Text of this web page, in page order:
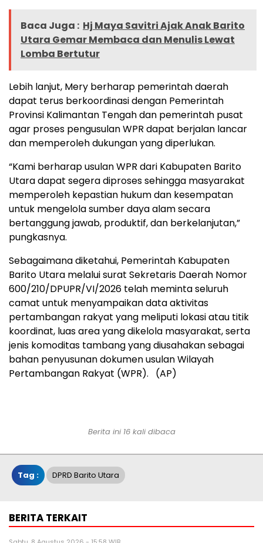
Baca Juga : Hj Maya Savitri Ajak Anak Barito
Utara Gemar Membaca dan Menulis Lewat
Lomba Bertutur
Lebih lanjut, Mery berharap pemerintah daerah
dapat terus berkoordinasi dengan Pemerintah
Provinsi Kalimantan Tengah dan pemerintah pusat
agar proses pengusulan WPR dapat berjalan lancar
dan memperoleh dukungan yang diperlukan.
“Kami berharap usulan WPR dari Kabupaten Barito
Utara dapat segera diproses sehingga masyarakat
memperoleh kepastian hukum dan kesempatan
untuk mengelola sumber daya alam secara
bertanggung jawab, produktif, dan berkelanjutan,”
pungkasnya.
Sebagaimana diketahui, Pemerintah Kabupaten
Barito Utara melalui surat Sekretaris Daerah Nomor
600/210/DPUPR/VI/2026 telah meminta seluruh
camat untuk menyampaikan data aktivitas
pertambangan rakyat yang meliputi lokasi atau titik
koordinat, luas area yang dikelola masyarakat, serta
jenis komoditas tambang yang diusahakan sebagai
bahan penyusunan dokumen usulan Wilayah
Pertambangan Rakyat (WPR). (AP)
Berita ini 16 kali dibaca
Tag : DPRD Barito Utara
BERITA TERKAIT